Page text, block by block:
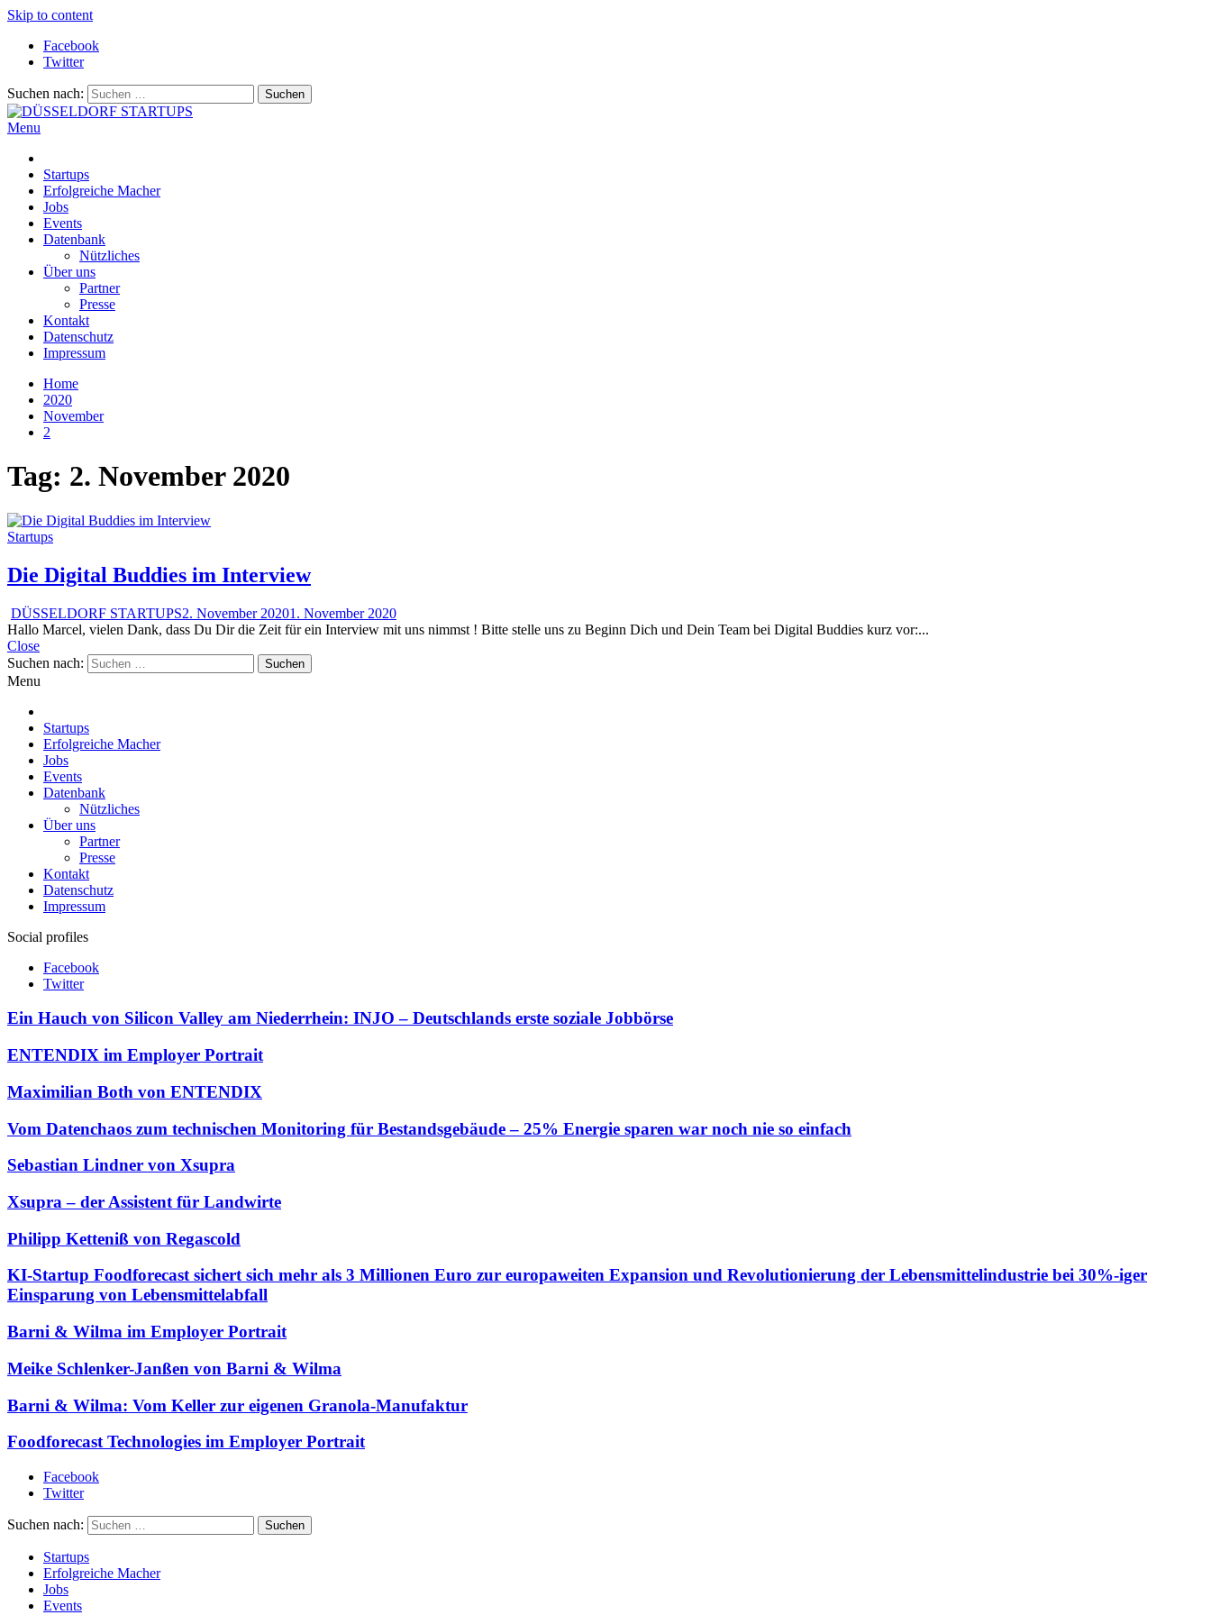
Skip to content
Facebook
Twitter
Suchen nach:
Menu
Startups
Erfolgreiche Macher
Jobs
Events
Datenbank
Nützliches
Über uns
Partner
Presse
Kontakt
Datenschutz
Impressum
Home
2020
November
2
Tag: 2. November 2020
Startups
Die Digital Buddies im Interview
DÜSSELDORF STARTUPS2. November 20201. November 2020
Hallo Marcel, vielen Dank, dass Du Dir die Zeit für ein Interview mit uns nimmst ! Bitte stelle uns zu Beginn Dich und Dein Team bei Digital Buddies kurz vor:...
Close
Suchen nach:
Menu
Startups
Erfolgreiche Macher
Jobs
Events
Datenbank
Nützliches
Über uns
Partner
Presse
Kontakt
Datenschutz
Impressum
Social profiles
Facebook
Twitter
Ein Hauch von Silicon Valley am Niederrhein: INJO – Deutschlands erste soziale Jobbörse
ENTENDIX im Employer Portrait
Maximilian Both von ENTENDIX
Vom Datenchaos zum technischen Monitoring für Bestandsgebäude – 25% Energie sparen war noch nie so einfach
Sebastian Lindner von Xsupra
Xsupra – der Assistent für Landwirte
Philipp Ketteniß von Regascold
KI-Startup Foodforecast sichert sich mehr als 3 Millionen Euro zur europaweiten Expansion und Revolutionierung der Lebensmittelindustrie bei 30%-iger
Einsparung von Lebensmittelabfall
Barni & Wilma im Employer Portrait
Meike Schlenker-Janßen von Barni & Wilma
Barni & Wilma: Vom Keller zur eigenen Granola-Manufaktur
Foodforecast Technologies im Employer Portrait
Facebook
Twitter
Suchen nach:
Startups
Erfolgreiche Macher
Jobs
Events